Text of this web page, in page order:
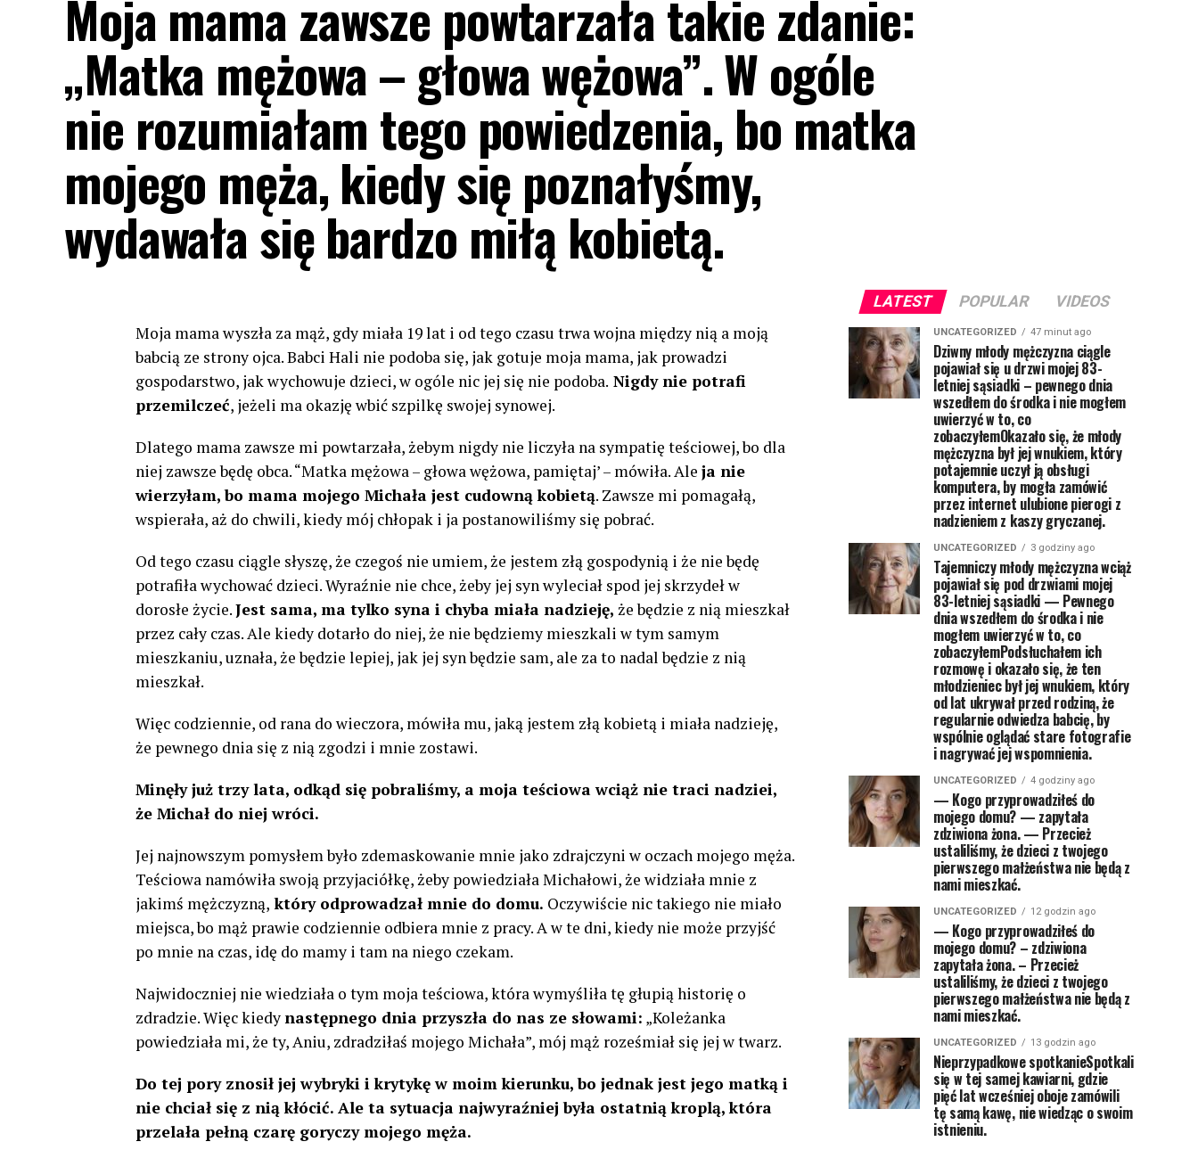
Moja mama zawsze powtarzała takie zdanie:
„Matka mężowa – głowa wężowa”. W ogóle
nie rozumiałam tego powiedzenia, bo matka
mojego męża, kiedy się poznałyśmy,
wydawała się bardzo miłą kobietą.
Moja mama wyszła za mąż, gdy miała 19 lat i od tego czasu trwa wojna między nią a moją
babcią ze strony ojca. Babci Hali nie podoba się, jak gotuje moja mama, jak prowadzi
gospodarstwo, jak wychowuje dzieci, w ogóle nic jej się nie podoba. Nigdy nie potrafi
przemilczeć, jeżeli ma okazję wbić szpilkę swojej synowej.
Dlatego mama zawsze mi powtarzała, żebym nigdy nie liczyła na sympatię teściowej, bo dla
niej zawsze będę obca. “Matka mężowa – głowa wężowa, pamiętaj’ – mówiła. Ale ja nie
wierzyłam, bo mama mojego Michała jest cudowną kobietą. Zawsze mi pomagałą,
wspierała, aż do chwili, kiedy mój chłopak i ja postanowiliśmy się pobrać.
Od tego czasu ciągle słyszę, że czegoś nie umiem, że ​​jestem złą gospodynią i że nie będę
potrafiła wychować dzieci. Wyraźnie nie chce, żeby jej syn wyleciał spod jej skrzydeł w
dorosłe życie.Jest sama, ma tylko syna i chyba miała nadzieję, że będzie z nią mieszkał
przez cały czas. Ale kiedy dotarło do niej, że nie będziemy mieszkali w tym samym
mieszkaniu, uznała, że ​​będzie lepiej, jak jej syn będzie sam, ale za to nadal będzie z nią
mieszkał.
Więc codziennie, od rana do wieczora, mówiła mu, jaką jestem złą kobietą i miała nadzieję,
że pewnego dnia się z nią zgodzi i mnie zostawi.
Minęły już trzy lata, odkąd się pobraliśmy, a moja teściowa wciąż nie traci nadziei,
że Michał do niej wróci.
Jej najnowszym pomysłem było zdemaskowanie mnie jako zdrajczyni w oczach mojego męża.
Teściowa namówiła swoją przyjaciółkę, żeby powiedziała Michałowi, że widziała mnie z
jakimś mężczyzną, który odprowadzał mnie do domu. Oczywiście nic takiego nie miało
miejsca, bo mąż prawie codziennie odbiera mnie z pracy. A w te dni, kiedy nie może przyjść
po mnie na czas, idę do mamy i tam na niego czekam.
Najwidoczniej nie wiedziała o tym moja teściowa, która wymyśliła tę głupią historię o
zdradzie. Więc kiedynastępnego dnia przyszła do nas ze słowami: „Koleżanka
powiedziała mi, że ty, Aniu, zdradziłaś mojego Michała”, mój mąż roześmiał się jej w twarz.
Do tej pory znosił jej wybryki i krytykę w moim kierunku, bo jednak jest jego matką i
nie chciał się z nią kłócić. Ale ta sytuacja najwyraźniej była ostatnią kroplą, która
przelała pełną czarę goryczy mojego męża.
LATEST POPULAR VIDEOS
UNCATEGORIZED 47 minut ago
Dziwny młody mężczyzna ciągle
pojawiał się u drzwi mojej 83-
letniej sąsiadki – pewnego dnia
wszedłem do środka i nie mogłem
uwierzyć w to, co
zobaczyłemOkazało się, że młody
mężczyzna był jej wnukiem, który
potajemnie uczył ją obsługi
komputera, by mogła zamówić
przez internet ulubione pierogi z
nadzieniem z kaszy gryczanej.
UNCATEGORIZED 3 godziny ago
Tajemniczy młody mężczyzna wciąż
pojawiał się pod drzwiami mojej
83-letniej sąsiadki — Pewnego
dnia wszedłem do środka i nie
mogłem uwierzyć w to, co
zobaczyłemPodsłuchałem ich
rozmowę i okazało się, że ten
młodzieniec był jej wnukiem, który
od lat ukrywał przed rodziną, że
regularnie odwiedza babcię, by
wspólnie oglądać stare fotografie
i nagrywać jej wspomnienia.
UNCATEGORIZED 4 godziny ago
— Kogo przyprowadziłeś do
mojego domu? — zapytała
zdziwiona żona. — Przecież
ustaliliśmy, że dzieci z twojego
pierwszego małżeństwa nie będą z
nami mieszkać.
UNCATEGORIZED 12 godzin ago
— Kogo przyprowadziłeś do
mojego domu? – zdziwiona
zapytała żona. – Przecież
ustaliliśmy, że dzieci z twojego
pierwszego małżeństwa nie będą z
nami mieszkać.
UNCATEGORIZED 13 godzin ago
Nieprzypadkowe spotkanieSpotkali
się w tej samej kawiarni, gdzie
pięć lat wcześniej oboje zamówili
tę samą kawę, nie wiedząc o swoim
istnieniu.